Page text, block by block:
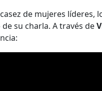
de mujeres líderes,
su charla. A través de